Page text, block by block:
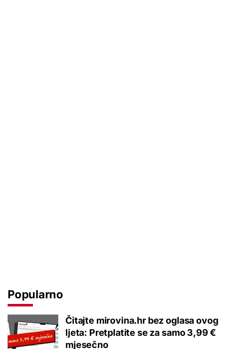
Popularno
Čitajte mirovina.hr bez oglasa ovog
ljeta: Pretplatite se za samo 3,99 €
mjesečno